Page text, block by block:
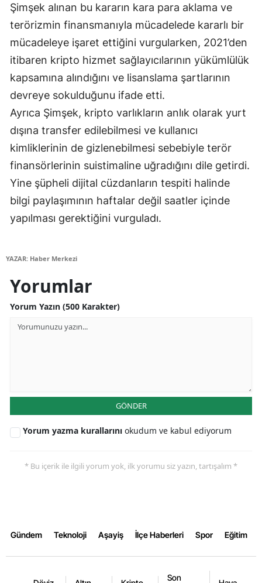
Kocaeli
Konya
Kütahya
Malatya
Mardin
Muğla
Muş
Sivas
Tekirdağ
Şanlıurfa
Uşak
Van
Şimşek alınan bu kararın kara para aklama ve
terörizmin finansmanıyla mücadelede kararlı bir
mücadeleye işaret ettiğini vurgularken, 2021’den
itibaren kripto hizmet sağlayıcılarının yükümlülük
kapsamına alındığını ve lisanslama şartlarının
devreye sokulduğunu ifade etti.
Ayrıca Şimşek, kripto varlıkların anlık olarak yurt
dışına transfer edilebilmesi ve kullanıcı
kimliklerinin de gizlenebilmesi sebebiyle terör
finansörlerinin suistimaline uğradığını dile getirdi.
Yine şüpheli dijital cüzdanların tespiti halinde
bilgi paylaşımının haftalar değil saatler içinde
yapılması gerektiğini vurguladı.
YAZAR: Haber Merkezi
Yorumlar
Yorum Yazın (500 Karakter)
GÖNDER
Yorum yazma kurallarını okudum ve kabul ediyorum
* Bu içerik ile ilgili yorum yok, ilk yorumu siz yazın, tartışalım *
Gündem Teknoloji Aşayiş İlçe Haberleri Spor Eğitim
Son